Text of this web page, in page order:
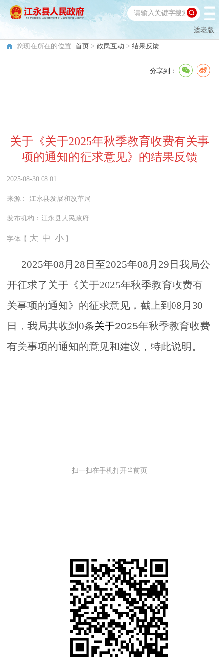
适老版
您现在所在的位置: 首页 > 政民互动 > 结果反馈
分享到：
关于《关于2025年秋季教育收费有关事
项的通知的征求意见》的结果反馈
2025-08-30 08:01
来源： 江永县发展和改革局
发布机构： 江永县人民政府
字体【 大 中 小 】
2025年08月28 日 至2025年08月29 日 我局公
开征求了关于《关于2025年秋季教育收费有
关事项的通知》的征求意见 ，截止到08月30
日，我局共收到0条关于2025年秋季教育收费
有关事项的通知的意见和建议，特此说明。
扫一扫在手机打开当前页